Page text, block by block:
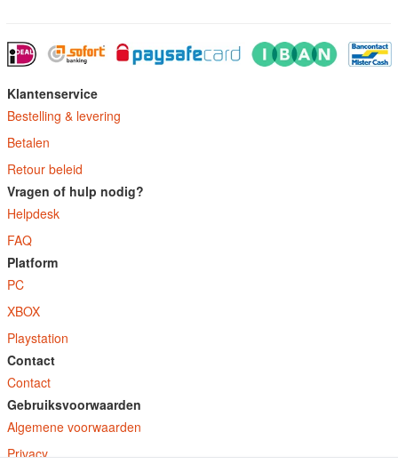
Klantenservice
Bestelling & levering
Betalen
Retour beleid
Vragen of hulp nodig?
Helpdesk
FAQ
Platform
PC
XBOX
Playstation
Contact
Contact
Gebruiksvoorwaarden
Algemene voorwaarden
Privacy